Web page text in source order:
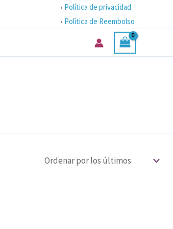
• Política de privacidad
• Política de Reembolso